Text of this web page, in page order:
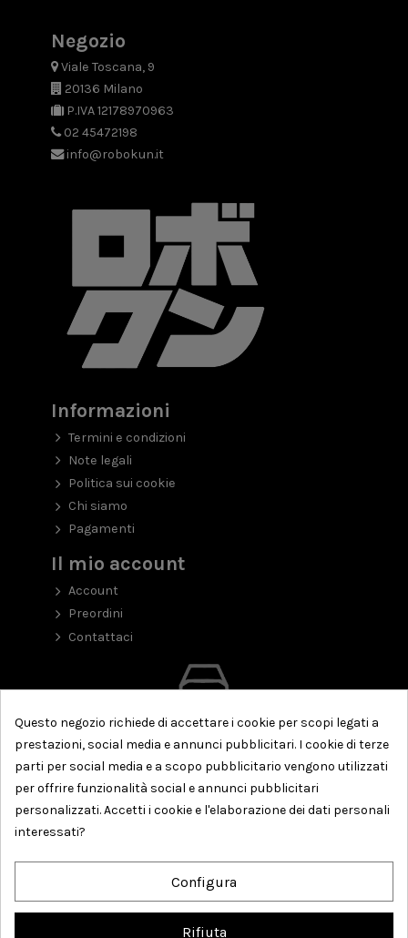
Negozio
Viale Toscana, 9
20136 Milano
P.IVA 12178970963
02 45472198
info@robokun.it
Informazioni
Termini e condizioni
Note legali
Politica sui cookie
Chi siamo
Pagamenti
Il mio account
Account
Preordini
Contattaci
Questo negozio richiede di accettare i cookie per scopi legati a
prestazioni, social media e annunci pubblicitari. I cookie di terze
parti per social media e a scopo pubblicitario vengono utilizzati
per offrire funzionalità social e annunci pubblicitari
personalizzati. Accetti i cookie e l'elaborazione dei dati personali
interessati?
Configura
Rifiuta